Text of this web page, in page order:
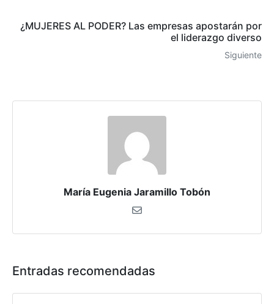
¿MUJERES AL PODER? Las empresas apostarán por
el liderazgo diverso
Siguiente
María Eugenia Jaramillo Tobón
Entradas recomendadas